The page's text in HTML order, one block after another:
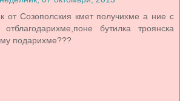
от Созополския кмет получихме а ние с
бутилка троянска
подарихме???